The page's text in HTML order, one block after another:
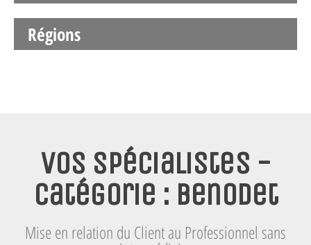
Régions
Vos spécialistes -
Catégorie : Benodet
Mise en relation du Client au Professionnel sans